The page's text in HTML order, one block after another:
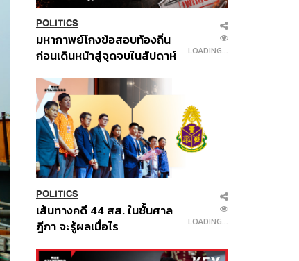
POLITICS
มหากาพย์โกงข้อสอบท้องถิ่น
ก่อนเดินหน้าสู่จุดจบในสัปดาห์
LOADING...
POLITICS
เส้นทางคดี 44 สส. ในชั้นศาล
ฎีกา จะรู้ผลเมื่อไร
LOADING...